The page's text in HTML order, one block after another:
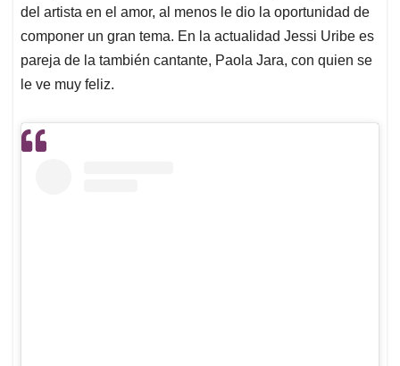
del artista en el amor, al menos le dio la oportunidad de
componer un gran tema. En la actualidad Jessi Uribe es
pareja de la también cantante, Paola Jara, con quien se
le ve muy feliz.